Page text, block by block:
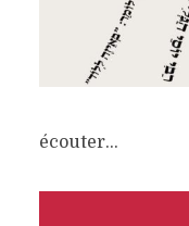
écouter…